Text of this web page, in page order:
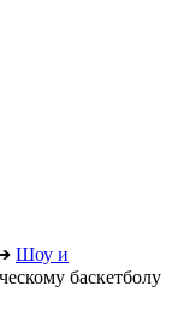
Шоу и
баскетболу